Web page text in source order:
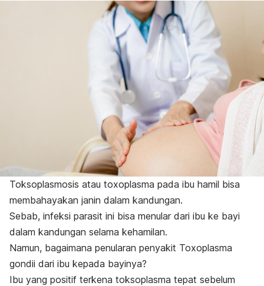
Toksoplasmosis atau toxoplasma pada ibu hamil bisa
membahayakan janin dalam kandungan.
Sebab, infeksi parasit ini bisa menular dari ibu ke bayi
dalam kandungan selama kehamilan.
Namun, bagaimana penularan penyakit Toxoplasma
gondii dari ibu kepada bayinya?
Ibu yang positif terkena toksoplasma tepat sebelum